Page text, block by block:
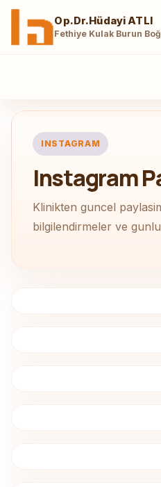
Op.Dr.Hüdayi ATLI
Fethiye Kulak Burun
INSTAGRAM
Instagram
Klinikten guncel
bilgilendirmeler ve